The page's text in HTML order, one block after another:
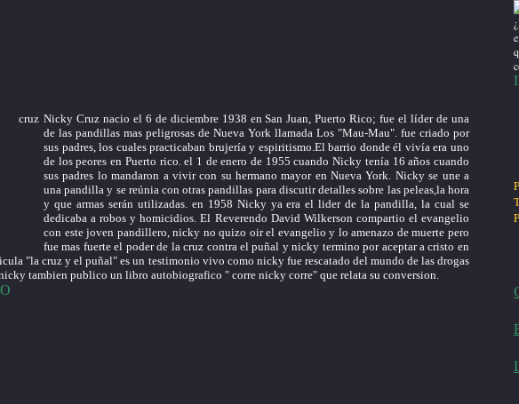
Nicky Cruz nacio el 6 de diciembre 1938 en San Juan, Puerto Rico; fue el líder de una
de las pandillas mas peligrosas de Nueva York llamada Los "Mau-Mau". fue criado por
sus padres, los cuales practicaban brujería y espiritismo.El barrio donde él vivía era uno
de los peores en Puerto rico. el 1 de enero de 1955 cuando Nicky tenía 16 años cuando
sus padres lo mandaron a vivir con su hermano mayor en Nueva York. Nicky se une a
una pandilla y se reúnia con otras pandillas para discutir detalles sobre las peleas,la hora
y que armas serán utilizadas. en 1958 Nicky ya era el lider de la pandilla, la cual se
dedicaba a robos y homicidios. El Reverendo David Wilkerson compartio el evangelio
con este joven pandillero, nicky no quizo oir el evangelio y lo amenazo de muerte pero
fue mas fuerte el poder de la cruz contra el puñal y nicky termino por aceptar a cristo en
"la cruz y el puñal" es un testimonio vivo como nicky fue rescatado del mundo de las drogas
tambien publico un libro autobiografico " corre nicky corre" que relata su conversion.